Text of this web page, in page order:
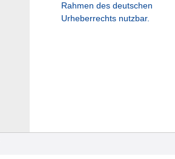
Rahmen des deutschen
Urheberrechts nutzbar.